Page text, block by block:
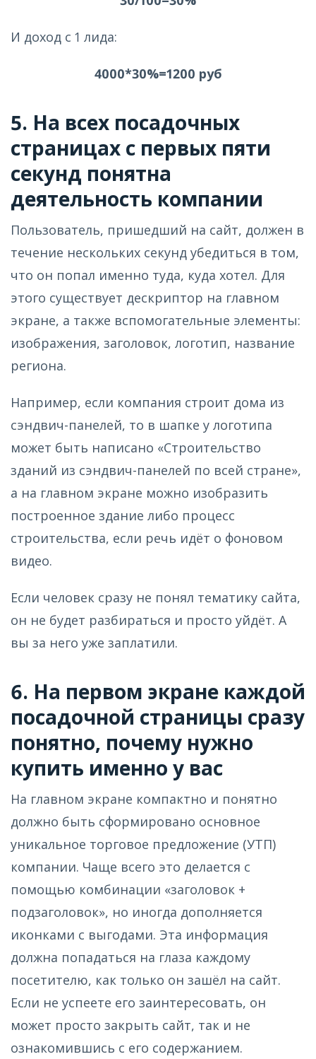
И доход с 1 лида:
4000*30%=1200 руб
5. На всех посадочных
страницах с первых пяти
секунд понятна
деятельность компании
Пользователь, пришедший на сайт, должен в
течение нескольких секунд убедиться в том,
что он попал именно туда, куда хотел. Для
этого существует дескриптор на главном
экране, а также вспомогательные элементы:
изображения, заголовок, логотип, название
региона.
Например, если компания строит дома из
сэндвич-панелей, то в шапке у логотипа
может быть написано «Строительство
зданий из сэндвич-панелей по всей стране»,
а на главном экране можно изобразить
построенное здание либо процесс
строительства, если речь идёт о фоновом
видео.
Если человек сразу не понял тематику сайта,
он не будет разбираться и просто уйдёт. А
вы за него уже заплатили.
6. На первом экране каждой
посадочной страницы сразу
понятно, почему нужно
купить именно у вас
На главном экране компактно и понятно
должно быть сформировано основное
уникальное торговое предложение (УТП)
компании. Чаще всего это делается с
помощью комбинации «заголовок +
подзаголовок», но иногда дополняется
иконками с выгодами. Эта информация
должна попадаться на глаза каждому
посетителю, как только он зашёл на сайт.
Если не успеете его заинтересовать, он
может просто закрыть сайт, так и не
ознакомившись с его содержанием.